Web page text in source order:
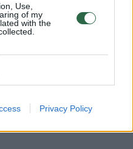
Use,
of my
with the
Privacy Policy